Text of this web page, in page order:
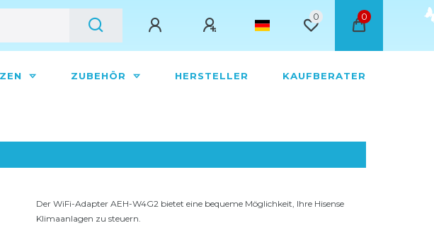
0 0
ZUBEHÖR HERSTELLER KAUFBERATER
Der WiFi-Adapter AEH-W4G2 bietet eine bequeme Möglichkeit, Ihre Hisense
Klimaanlagen zu steuern.